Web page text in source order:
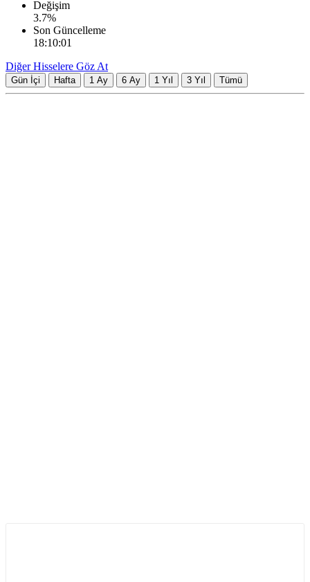
Değişim
3.7%
Son Güncelleme
18:10:01
Diğer Hisselere Göz At
Gün İçi Hafta 1 Ay 6 Ay 1 Yıl 3 Yıl Tümü